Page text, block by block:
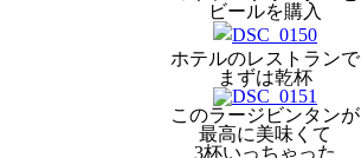
ビールを購入
ホテルのレストランで
まずは乾杯
このラージビンタンが
最高に美味くて
3杯いっちゃった